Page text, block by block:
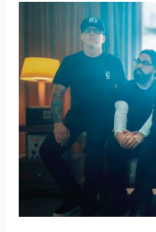
le
single
« Sedation »
et
monte
ce